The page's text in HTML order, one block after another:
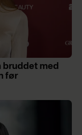
med
før